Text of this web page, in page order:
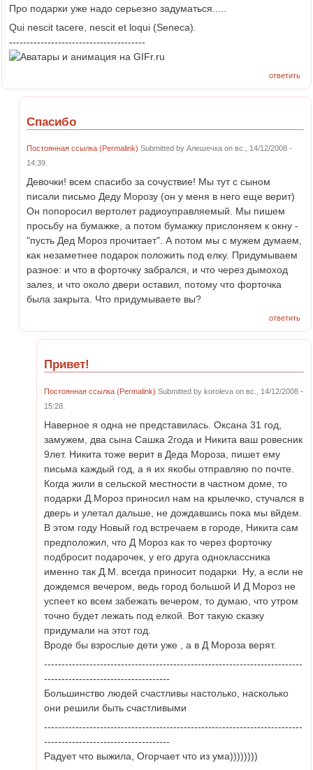
Про подарки уже надо серьезно задуматься.....
Qui nescit tacere, nescit et loqui (Seneca).
---------------------------------------
ответить
Спасибо
Постоянная ссылка (Permalink) Submitted by Алешечка on вс., 14/12/2008 -
14:39.
Девочки! всем спасибо за сочуствие! Мы тут с сыном
писали письмо Деду Морозу (он у меня в него еще верит)
Он попоросил вертолет радиоуправляемый. Мы пишем
просьбу на бумажке, а потом бумажку прислоняем к окну -
"пусть Дед Мороз прочитает". А потом мы с мужем думаем,
как незаметнее подарок положить под елку. Придумываем
разное: и что в форточку забрался, и что через дымоход
залез, и что около двери оставил, потому что форточка
была закрыта. Что придумываете вы?
ответить
Привет!
Постоянная ссылка (Permalink) Submitted by koroleva on вс., 14/12/2008 -
15:28.
Наверное я одна не представилась. Оксана 31 год,
замужем, два сына Сашка 2года и Никита ваш ровесник
9лет. Никита тоже верит в Деда Мороза, пишет ему
письма каждый год, а я их якобы отправляю по почте.
Когда жили в сельской местности в частном доме, то
подарки Д.Мороз приносил нам на крылечко, стучался в
дверь и улетал дальше, не дождавшись пока мы вйдем.
В этом году Новый год встречаем в городе, Никита сам
предположил, что Д Мороз как то через форточку
подбросит подарочек, у его друга одноклассника
именно так Д.М. всегда приносит подарки. Ну, а если не
дождемся вечером, ведь город большой И Д Мороз не
успеет ко всем забежать вечером, то думаю, что утром
точно будет лежать под елкой. Вот такую сказку
придумали на этот год.
Вроде бы взрослые дети уже , а в Д Мороза верят.
--------------------------------------------------------------------------
------------------------------------
Большинство людей счастливы настолько, насколько
они решили быть счастливыми
--------------------------------------------------------------------------
------------------------------------
Радует что выжила, Огорчает что из ума))))))))